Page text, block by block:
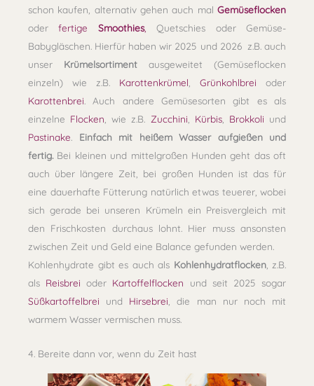
schon kaufen, alternativ gehen auch mal Gemüseflocken
oderfertige Smoothies,
Quetschies oder Gemüse-
Babygläschen. Hierfür haben wir 2025 und 2026 z.B. auch
unser Krümelsortiment ausgeweitet (Gemüseflocken
einzeln) wie z.B. Karottenkrümel Grünkohlbrei oder
Karottenbrei . Auch andere Gemüsesorten gibt es als
einzelne Flocken , wie z.B. Zucchini Kürbis, Brokkoli und
Pastinake
Einfach mit heißem Wasser aufgießen und
fertig. Bei kleinen und mittelgroßen Hunden geht das oft
auch über längere Zeit, bei großen Hunden ist das für
eine dauerhafte Fütterung natürlich etwas teuerer, wobei
sich gerade bei unseren Krümeln ein Preisvergleich mit
den Frischkosten durchaus lohnt. Hier muss ansonsten
zwischen Zeit und Geld eine Balance gefunden werden.
Kohlenhydrate gibt es auch als Kohlenhydratflocken, z.B.
als Reisbrei oder Kartoffelflocken und seit 2025 sogar
Süßkartoffelbrei und Hirsebrei , die man nur noch mit
warmem Wasser vermischen muss.
4. Bereite dann vor, wenn du Zeit hast